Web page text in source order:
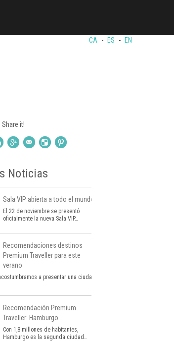
CA - ES - EN
Share it!
Noticias
Sala VIP abierta a todo el mundo
El 22 de noviembre se presentó
oficialmente la nueva Sala VIP…
Recomendaciones destinos
Premium Traveller para este
verano
a presentar una ciudad
Recomendación Premium
Traveller: Hamburgo
Con 1,8 millones de habitantes,
Hamburgo es la segunda ciudad…